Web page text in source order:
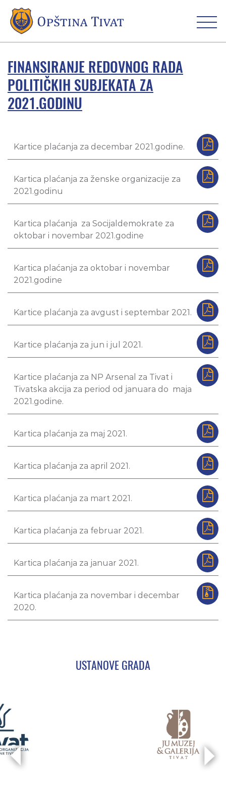
FINANSIRANJE REDOVNOG RADA
POLITIČKIH SUBJEKATA ZA
2021.GODINU
Kartice plaćanja za decembar 2021.godine.
Kartica plaćanja za ženske organizacije za
2021.godinu
Kartica plaćanja za Socijaldemokrate za
oktobar i novembar 2021.godine
Kartica plaćanja za oktobar i novembar
2021.godine
Kartice plaćanja za avgust i septembar 2021.
Kartice plaćanja za jun i jul 2021.
Kartice plaćanja za NP Arsenal za Tivat i
Tivatska akcija za period od januara do maja
2021.godine.
Kartica plaćanja za maj 2021.
Kartica plaćanja za april 2021.
Kartica plaćanja za mart 2021.
Kartica plaćanja za februar 2021.
Kartica plaćanja za januar 2021.
Kartica plaćanja za novembar i decembar
2020.
USTANOVE GRADA